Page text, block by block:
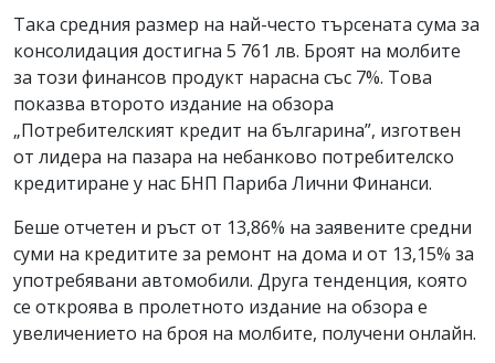
Така средния размер на най-често търсената сума за
консолидация достигна 5 761 лв. Броят на молбите
за този финансов продукт нарасна със 7%. Това
показва второто издание на обзора
„Потребителският кредит на българина”, изготвен
от лидера на пазара на небанково потребителско
кредитиране у нас БНП Париба Лични Финанси.
Беше отчетен и ръст от 13,86% на заявените средни
суми на кредитите за ремонт на дома и от 13,15% за
употребявани автомобили. Друга тенденция, която
се откроява в пролетното издание на обзора е
увеличението на броя на молбите, получени онлайн.